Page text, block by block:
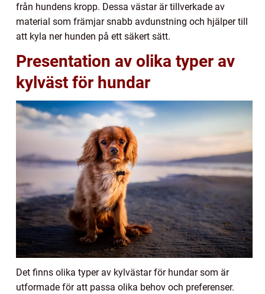
från hundens kropp. Dessa västar är tillverkade av
material som främjar snabb avdunstning och hjälper till
att kyla ner hunden på ett säkert sätt.
Presentation av olika typer av
kylväst för hundar
Det finns olika typer av kylvästar för hundar som är
utformade för att passa olika behov och preferenser.